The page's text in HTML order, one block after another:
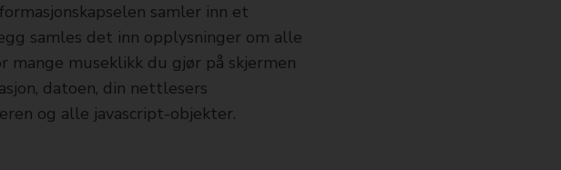
samler inn et
samles det inn opplysninger om alle
mange museklikk du gjør på skjermen
datoen, din nettlesers
og alle javascript-objekter.